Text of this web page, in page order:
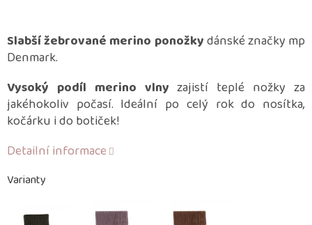
Varianty
Slabší žebrované merino ponožkydánské značky mp
Denmark.
Vysoký podíl merino vlny zajistí teplé nožky za
jakéhokoliv počasí. Ideální po celý rok do nosítka,
kočárku i do botiček!
Detailní informace